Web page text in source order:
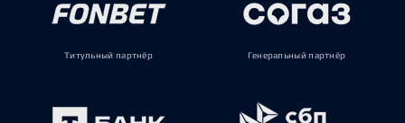
Титульный партнёр Генеральный партнёр